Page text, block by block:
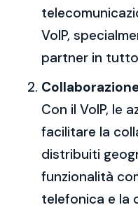
VoIP,
partner in
Con il VoIP, le
facilitare la
distribuiti
funzionalità
telefonica e la